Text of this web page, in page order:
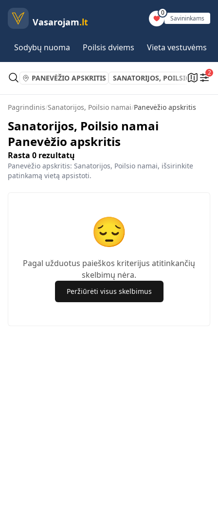
Vasarojam.lt
0
Savininkams
Sodybų nuoma Poilsis dviems Vieta vestuvėms
PANEVĖŽIO APSKRITIS SANATORIJOS, POILSIO NAMAI
2
Pagrindinis/Sanatorijos, Poilsio namai/Panevėžio apskritis
Sanatorijos, Poilsio namai
Panevėžio apskritis
Rasta 0 rezultatų
Panevėžio apskritis: Sanatorijos, Poilsio namai, išsirinkite
patinkamą vietą apsistoti.
😔
Pagal užduotus paieškos kriterijus atitinkančių
skelbimų nėra.
Peržiūrėti visus skelbimus